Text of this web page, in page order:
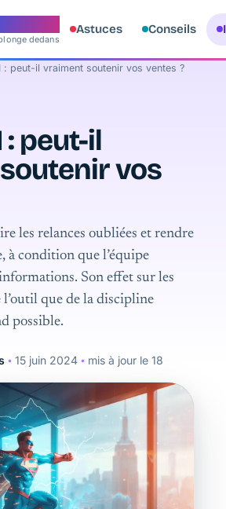
dedans
Astuces Conseils
: peut-il vraiment soutenir vos ventes ?
: peut-il
vos
les relances oubliées et rendre
à condition que l’équipe
Son effet sur les
que de la discipline
possible.
◦ 15 juin 2024 ◦ mis à jour le 18